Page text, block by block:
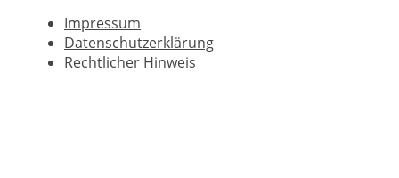
Impressum
Datenschutzerklärung
Rechtlicher Hinweis